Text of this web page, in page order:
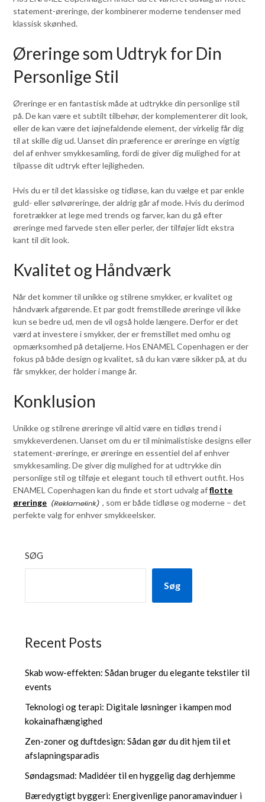
statement-øreringe, der kombinerer moderne tendenser med
klassisk skønhed.
Øreringe som Udtryk for Din
Personlige Stil
Øreringe er en fantastisk måde at udtrykke din personlige stil
på. De kan være et subtilt tilbehør, der komplementerer dit look,
eller de kan være det iøjnefaldende element, der virkelig får dig
til at skille dig ud. Uanset din præference er øreringe en vigtig
del af enhver smykkesamling, fordi de giver dig mulighed for at
tilpasse dit udtryk efter lejligheden.
Hvis du er til det klassiske og tidløse, kan du vælge et par enkle
guld- eller sølvøreringe, der aldrig går af mode. Hvis du derimod
foretrækker at lege med trends og farver, kan du gå efter
øreringe med farvede sten eller perler, der tilføjer lidt ekstra
kant til dit look.
Kvalitet og Håndværk
Når det kommer til unikke og stilrene smykker, er kvalitet og
håndværk afgørende. Et par godt fremstillede øreringe vil ikke
kun se bedre ud, men de vil også holde længere. Derfor er det
værd at investere i smykker, der er fremstillet med omhu og
opmærksomhed på detaljerne. Hos ENAMEL Copenhagen er der
fokus på både design og kvalitet, så du kan være sikker på, at du
får smykker, der holder i mange år.
Konklusion
Unikke og stilrene øreringe vil altid være en tidløs trend i
smykkeverdenen. Uanset om du er til minimalistiske designs eller
statement-øreringe, er øreringe en essentiel del af enhver
smykkesamling. De giver dig mulighed for at udtrykke din
personlige stil og tilføje et elegant touch til ethvert outfit. Hos
ENAMEL Copenhagen kan du finde et stort udvalg afflotte
øreringe
, som er både tidløse og moderne – det
perfekte valg for enhver smykkeelsker.
SØG
Søg
Recent Posts
Skab wow-effekten: Sådan bruger du elegante tekstiler til
events
Teknologi og terapi: Digitale løsninger i kampen mod
kokainafhængighed
Zen-zoner og duftdesign: Sådan gør du dit hjem til et
afslapningsparadis
Søndagsmad: Madidéer til en hyggelig dag derhjemme
Bæredygtigt byggeri: Energivenlige panoramavinduer i